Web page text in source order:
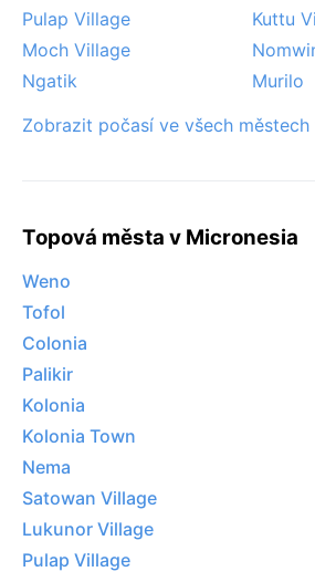
Pulap Village
Kuttu
Moch Village
Ngatik
Murilo
Zobrazit počasí ve všech
Topová města v Micronesia
Weno
Tofol
Colonia
Palikir
Kolonia
Kolonia Town
Nema
Satowan Village
Lukunor Village
Pulap Village